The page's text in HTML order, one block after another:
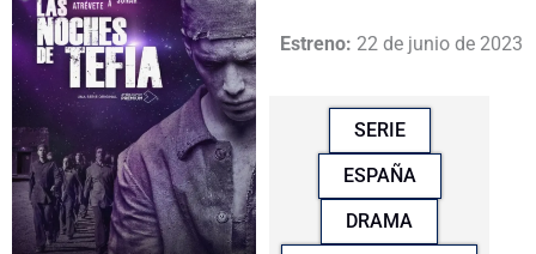
Estreno: 22 de junio de 2023
SERIE
ESPAÑA
DRAMA